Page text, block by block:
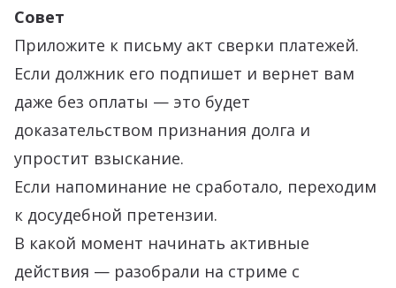
Совет
Приложите к письму акт сверки платежей.
Если должник его подпишет и вернет вам
даже без оплаты — это будет
доказательством признания долга и
упростит взыскание.
Если напоминание не сработало, переходим
к досудебной претензии.
В какой момент начинать активные
действия — разобрали на стриме с